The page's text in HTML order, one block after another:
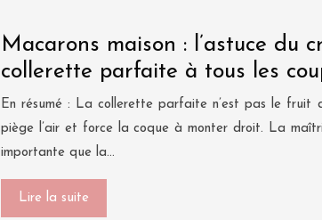
Macarons maison : l’astuce du
collerette parfaite à tous les
En résumé : La collerette parfaite n’est pas le fruit
piège l’air et force la coque à monter droit. La
importante que la…
Lire la suite